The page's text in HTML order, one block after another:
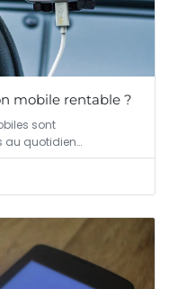
mobile rentable ?
sont
au quotidien…